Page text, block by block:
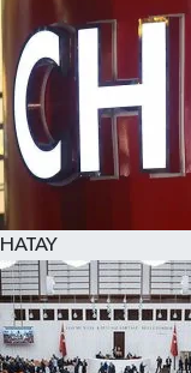
HATAY
Spor
Teknoloji
Yaşam